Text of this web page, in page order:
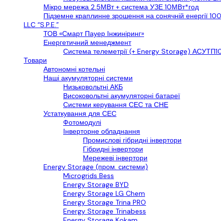
Мікро мережа 2.5МВт + система УЗЕ 10МВт*год
Підземне краплинне зрошення на сонячній енергії
LLС “S.P.E.”
ТОВ «Смарт Пауер Інжиніринг»
Енергетичний менеджмент
Система телеметрії (+ Energy Storage)
Товари
Автономні котельні
Наші акумуляторні системи
Низьковольтні АКБ
Високовольтні акумуляторні батареї
Системи керування СЕС та СНЕ
Устаткування для СЕС
Фотомодулі
Інверторне обладнання
Промислові гібридні інвертори
Гібридні інвертори
Мережеві інвертори
Energy Storage (пром. системи)
Microgrids Bess
Energy Storage BYD
Energy Storage LG Chem
Energy Storage Trina PRO
Energy Storage Trinabess